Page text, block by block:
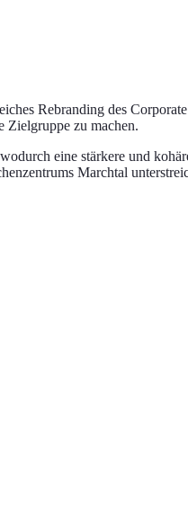
Rebranding des
Zielgruppe zu machen.
eine stärkere und
Marchtal